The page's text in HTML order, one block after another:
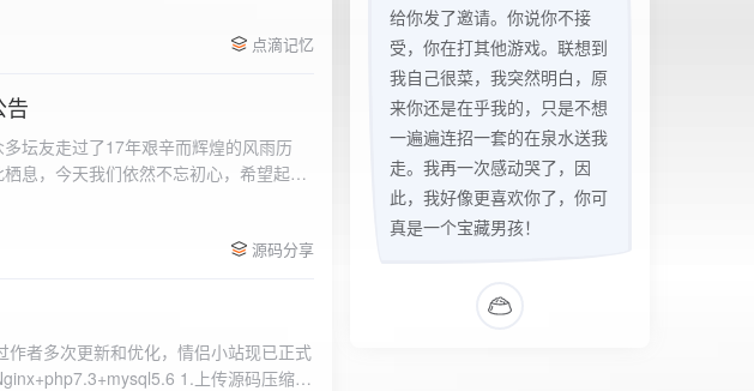
<p>图片文件名:
点滴记忆
告
坛友走过了17年艰辛而辉煌的风雨历
息，今天我们依然不忘初心，希望起到
版规，以便更好地适应和享受我们的社
源码分享
者多次更新和优化，情侣小站现已正式
1.上传源码压缩包
给你发了邀请。你说你不接
受，你在打其他游戏。联想到
我自己很菜，我突然明白，原
来你还是在乎我的，只是不想
一遍遍连招一套的在泉水送我
走。我再一次感动哭了，因
此，我好像更喜欢你了，你可
真是一个宝藏男孩！